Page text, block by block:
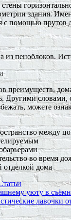
здания.
с помощью
из пеноблоков.
преимуществ,
Другими словами,
можете
между
во время
дома
уюту в
лавочки